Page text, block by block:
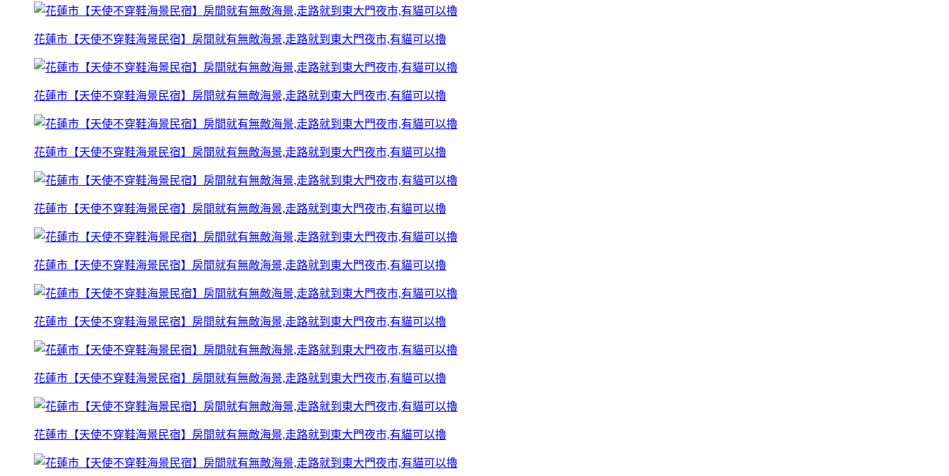
花蓮市【天使不穿鞋海景民宿】房間就有無敵海景,走路就到東大門夜市,有貓可以擼
花蓮市【天使不穿鞋海景民宿】房間就有無敵海景,走路就到東大門夜市,有貓可以擼
花蓮市【天使不穿鞋海景民宿】房間就有無敵海景,走路就到東大門夜市,有貓可以擼
花蓮市【天使不穿鞋海景民宿】房間就有無敵海景,走路就到東大門夜市,有貓可以擼
花蓮市【天使不穿鞋海景民宿】房間就有無敵海景,走路就到東大門夜市,有貓可以擼
花蓮市【天使不穿鞋海景民宿】房間就有無敵海景,走路就到東大門夜市,有貓可以擼
花蓮市【天使不穿鞋海景民宿】房間就有無敵海景,走路就到東大門夜市,有貓可以擼
花蓮市【天使不穿鞋海景民宿】房間就有無敵海景,走路就到東大門夜市,有貓可以擼